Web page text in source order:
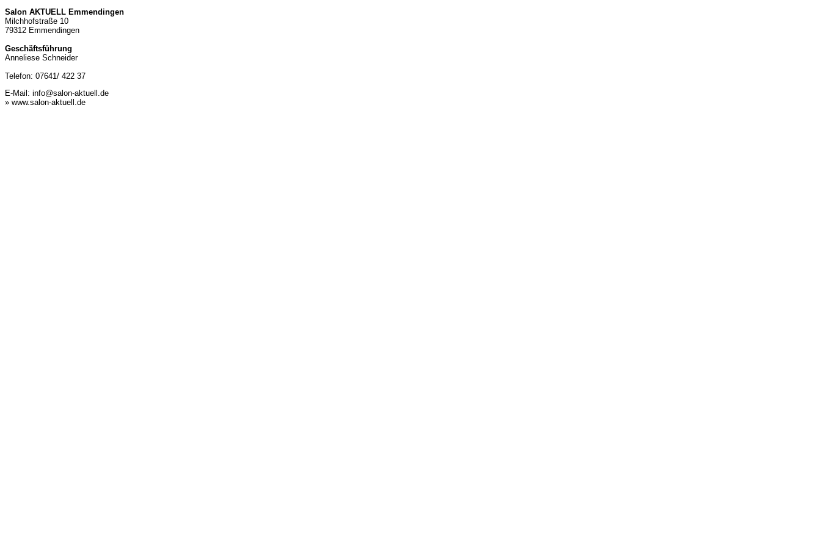
Salon AKTUELL Emmendingen
Milchhofstraße 10
79312 Emmendingen
Geschäftsführung
Anneliese Schneider
Telefon: 07641/ 422 37
E-Mail: info@salon-aktuell.de
» www.salon-aktuell.de